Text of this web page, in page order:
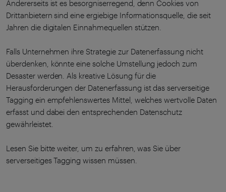
Andererseits ist es besorgniserregend, denn Cookies von
Drittanbietern sind eine ergiebige Informationsquelle, die seit
Jahren die digitalen Einnahmequellen stützen.
Falls Unternehmen ihre Strategie zur Datenerfassung nicht
überdenken, könnte eine solche Umstellung jedoch zum
Desaster werden. Als kreative Lösung für die
Herausforderungen der Datenerfassung ist das serverseitige
Tagging ein empfehlenswertes Mittel, welches wertvolle Daten
erfasst und dabei den entsprechenden Datenschutz
gewährleistet.
Lesen Sie bitte weiter, um zu erfahren, was Sie über
serverseitiges Tagging wissen müssen.